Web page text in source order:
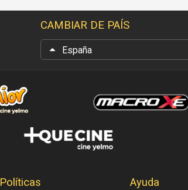
CAMBIAR DE PAÍS
España
Políticas Ayuda